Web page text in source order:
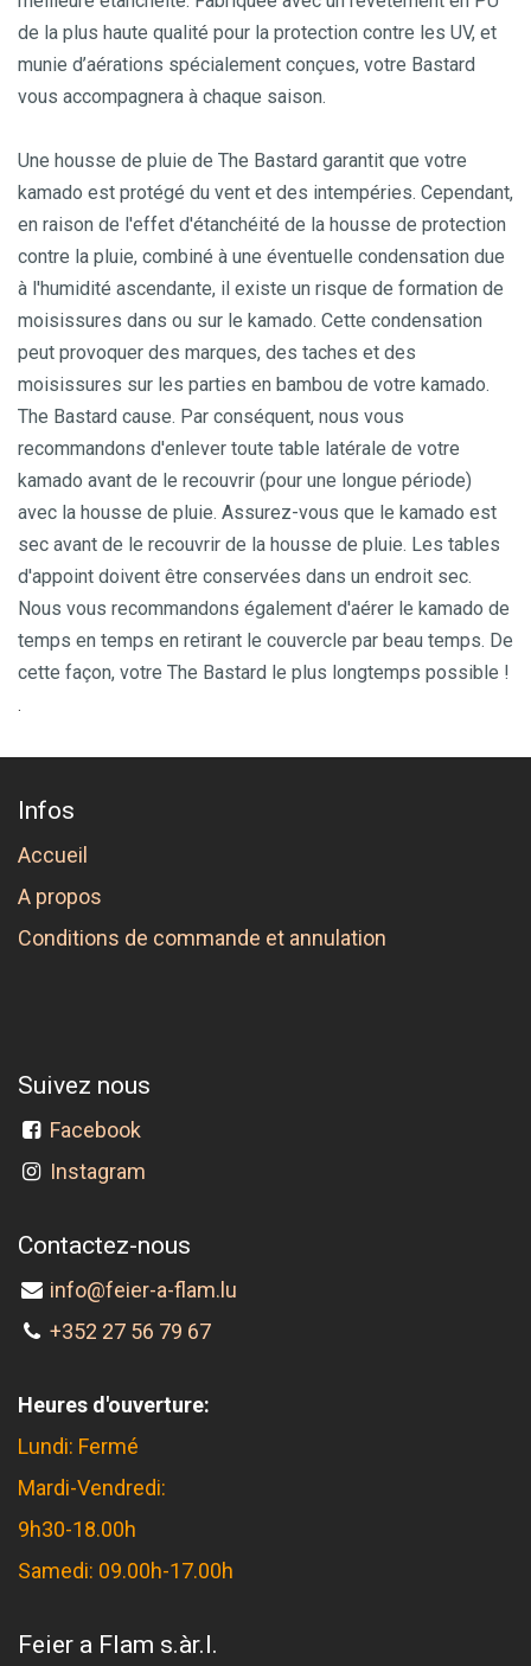
de la plus haute qualité pour la protection contre les UV, et
munie d’aérations spécialement conçues, votre Bastard
vous accompagnera à chaque saison.
Une housse de pluie de The Bastard garantit que votre
kamado est protégé du vent et des intempéries. Cependant,
en raison de l'effet d'étanchéité de la housse de protection
contre la pluie, combiné à une éventuelle condensation due
à l'humidité ascendante, il existe un risque de formation de
moisissures dans ou sur le kamado. Cette condensation
peut provoquer des marques, des taches et des
moisissures sur les parties en bambou de votre kamado.
The Bastard cause. Par conséquent, nous vous
recommandons d'enlever toute table latérale de votre
kamado avant de le recouvrir (pour une longue période)
avec la housse de pluie. Assurez-vous que le kamado est
sec avant de le recouvrir de la housse de pluie. Les tables
d'appoint doivent être conservées dans un endroit sec.
Nous vous recommandons également d'aérer le kamado de
temps en temps en retirant le couvercle par beau temps. De
cette façon, votre The Bastard le plus longtemps possible !
.
Infos
Accueil
A propos
Conditions de commande et annulation
Suivez nous
Facebook
Instagram
Contactez-nous
info@feier-a-flam.lu
+352 27 56 79 67
Heures d'ouverture:
Lundi: Fermé
Mardi-Vendredi:
9h30-18.00h
Samedi: 09.00h-17.00h
Feier a Flam s.àr.l.